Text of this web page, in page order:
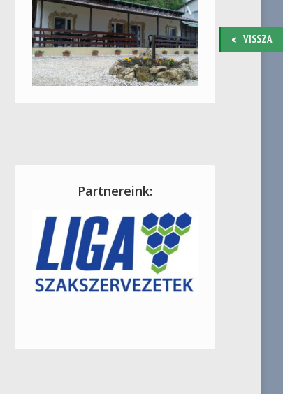
Partnereink:
VISSZA